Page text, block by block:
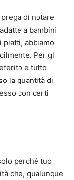
prega di notare
a bambini
piatti, abbiamo
Per gli
e tutto
la quantità di
con certi
perché tuo
che, qualunque